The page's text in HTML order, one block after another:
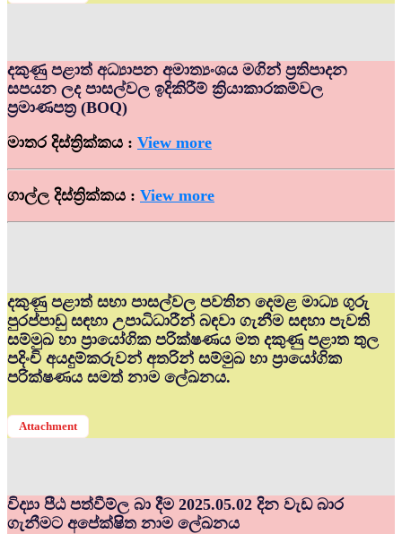
දකුණු පළාත් අධ්‍යාපන අමාත්‍යංශය මගින් ප්‍රතිපාදන
සපයන ලද පාසල්වල ඉදිකිරීම් ක්‍රියාකාරකම්වල
ප්‍රමාණපත්‍ර (BOQ)
මාතර දිස්ත්‍රික්කය : View more
ගාල්ල දිස්ත්‍රික්කය : View more
දකුණු පළාත් සභා පාසල්වල පවතින දෙමළ මාධ්‍ය ගුරු
පුරප්පාඩු සඳහා උපාධිධාරීන් බඳවා ගැනීම සඳහා පැවති
සම්මුඛ හා ප්‍රායෝගික පරික්ෂණය මත දකුණු පළාත තුල
පදිංචි අයදුම්කරුවන් අතරින් සම්මුඛ හා ප්‍රායෝගික
පරික්ෂණය සමත් නාම ලේඛනය.
Attachment
විද්‍යා පීඨ පත්වීම්ල බා දීම 2025.05.02 දින වැඩ බාර
ගැනීමට අපේක්ෂිත නාම ලේඛනය